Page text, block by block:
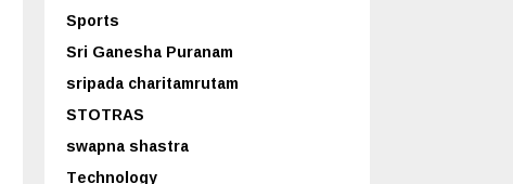
Sports
Sri Ganesha Puranam
sripada charitamrutam
STOTRAS
swapna shastra
Technology